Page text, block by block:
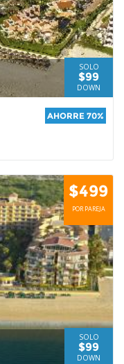
SOLO
$99
DOWN
AHORRE 70%
$499
POR PAREJA
SOLO
$99
DOWN